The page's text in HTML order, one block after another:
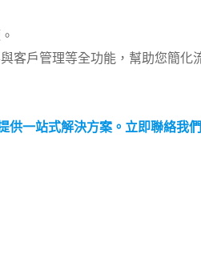
客戶管理等全功能，幫助您簡化
供一站式解決方案。立即聯絡我